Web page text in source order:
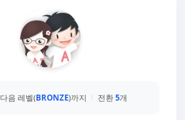
다음 레벨(BRONZE)까지 전환5개